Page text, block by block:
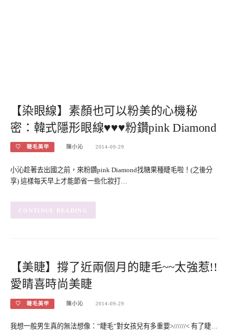
【染眼線】素顏也可以粉美的心機秘
密：韓式隱形眼線♥♥♥粉鑽pink Diamond
♡ 睫毛美甲 陳小沁 2014-09-29
小沁趁著去出國之前，來粉鑽pink Diamond找糖果種睫毛啦！(之後分
享) 這樣每天早上才能節省一些化妝打…
CONTINUE READING
【美睫】撐了近兩個月的睫毛~~太強惹!!
愛睛喜時尚美睫
♡ 睫毛美甲 陳小沁 2014-09-29
我想一般男生真的無法想像：”睫毛”對女孩兒有多重要>//////< 有了睫…